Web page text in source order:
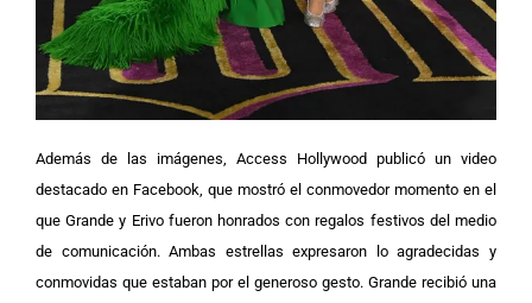
Además de las imágenes, Access Hollywood publicó un video
destacado en Facebook, que mostró el conmovedor momento en el
que Grande y Erivo fueron honrados con regalos festivos del medio
de comunicación. Ambas estrellas expresaron lo agradecidas y
conmovidas que estaban por el generoso gesto. Grande recibió una